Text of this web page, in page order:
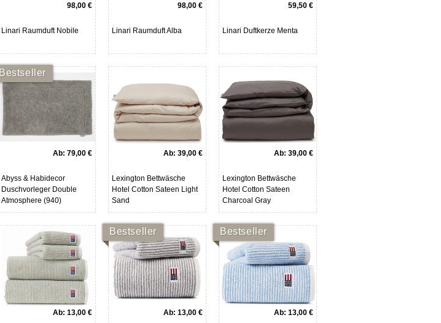
98,00 €
Linari Raumduft Nobile
98,00 €
Linari Raumduft Alba
59,50 €
Linari Duftkerze Menta
Bestseller
Ab: 79,00 €
Abyss & Habidecor
Duschvorleger Double
Atmosphere (940)
Ab: 39,00 €
Lexington Bettwäsche
Hotel Cotton Sateen Light
Sand
Ab: 39,00 €
Lexington Bettwäsche
Hotel Cotton Sateen
Charcoal Gray
Ab: 13,00 €
Bestseller
Ab: 13,00 €
Bestseller
Ab: 13,00 €